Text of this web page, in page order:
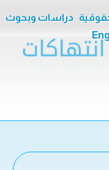
دراسات وبحوث